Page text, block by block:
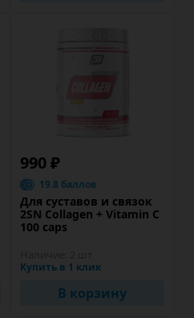
990 ₽
19.8 баллов
Для суставов и связок
2SN Collagen + Vitamin C
100 caps
Купить в 1 клик
В корзину